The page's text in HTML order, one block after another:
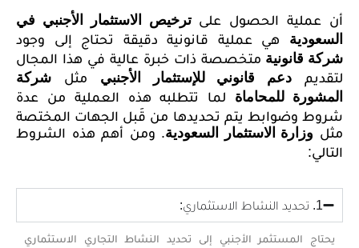
أن عملية الحصول علىترخيص الاستثمار الأجنبي في
السعودية
هي عملية قانونية دقيقة تحتاج إلى وجود
شركة قانونية متخصصة ذات خبرة عالية في هذا المجال
لتقديم دعم قانوني للإستثمار الأجنبي مثل شركة
المشورة للمحاماة
لما تتطلبه هذه العملية من عدة
شروط وضوابط يتم تحديدها من قَبل الجهات المختصة
مثل وزارة الاستثمار السعودية. ومن أهم هذه الشروط
التالي:
1. تحديد النشاط الاستثماري:
يحتاج المستثمر الأجنبي إلى تحديد النشاط التجاري الاستثماري